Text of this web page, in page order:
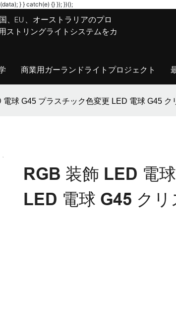
} } catch(e) {} }); })();
、EU、オーストラリアのプロ
ストリングライトシステムをカ
商業用ガーランドライトプロジェクト
電球 G45 プラスチック色変更 LED 電球 G45 ク
RGB 装飾 LED 電
LED 電球 G45 ク